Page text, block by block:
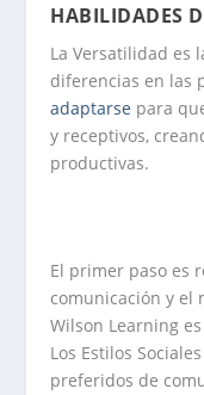
HABILIDADES
LaVersatilidad es
diferencias en las
adaptarse para
y receptivos,
productivas.
El primer paso es
comunicación y el
Wilson Learning
Los Estilos
preferidos de